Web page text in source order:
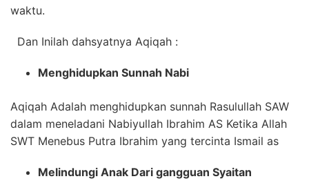
waktu.
Dan Inilah dahsyatnya Aqiqah :
Menghidupkan Sunnah Nabi
Aqiqah Adalah menghidupkan sunnah Rasulullah SAW
dalam meneladani Nabiyullah Ibrahim AS Ketika Allah
SWT Menebus Putra Ibrahim yang tercinta Ismail as
Melindungi Anak Dari gangguan Syaitan